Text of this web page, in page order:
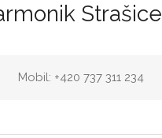
Strašice
Mobil: +420 737 311 234